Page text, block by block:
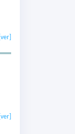
[ver]
[ver]